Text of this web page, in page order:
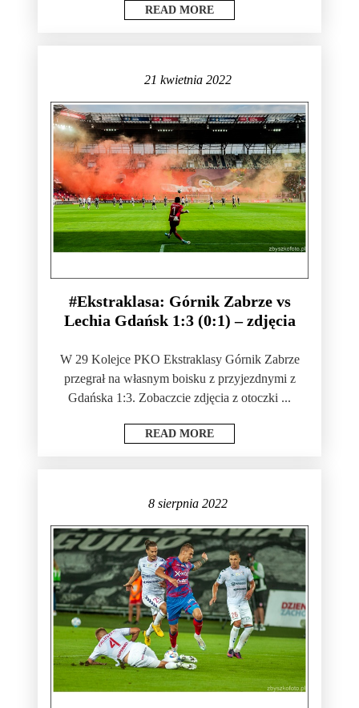
READ MORE
21 kwietnia 2022
#Ekstraklasa: Górnik Zabrze vs
Lechia Gdańsk 1:3 (0:1) – zdjęcia
W 29 Kolejce PKO Ekstraklasy Górnik Zabrze
przegrał na własnym boisku z przyjezdnymi z
Gdańska 1:3. Zobaczcie zdjęcia z otoczki ...
READ MORE
8 sierpnia 2022